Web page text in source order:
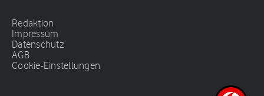
Redaktion
Impressum
Datenschutz
AGB
Cookie-Einstellungen